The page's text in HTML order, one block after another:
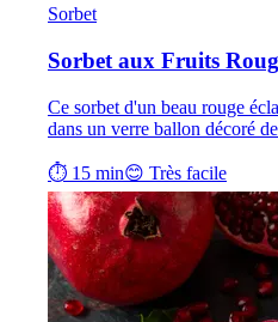
Sorbet
Sorbet aux Fruits
Ce sorbet d'un beau rouge
dans un verre ballon décoré
⏱ 15 min😊 Très facile